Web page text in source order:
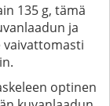
135 g, tämä
ja
vaivattomasti
optinen